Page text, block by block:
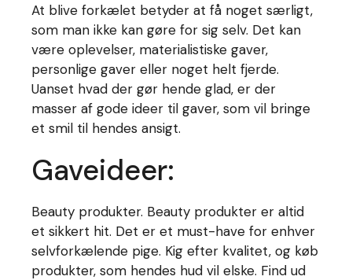
At blive forkælet betyder at få noget særligt,
som man ikke kan gøre for sig selv. Det kan
være oplevelser, materialistiske gaver,
personlige gaver eller noget helt fjerde.
Uanset hvad der gør hende glad, er der
masser af gode ideer til gaver, som vil bringe
et smil til hendes ansigt.
Gaveideer:
Beauty produkter. Beauty produkter er altid
et sikkert hit. Det er et must-have for enhver
selvforkælende pige. Kig efter kvalitet, og køb
produkter, som hendes hud vil elske. Find ud